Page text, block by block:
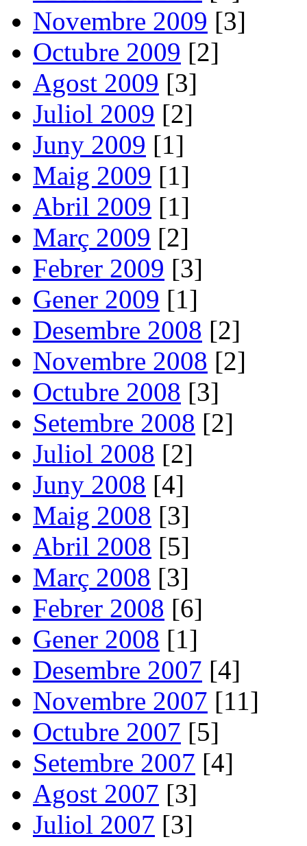
Novembre 2009 [3]
Octubre 2009 [2]
Agost 2009 [3]
Juliol 2009 [2]
Juny 2009 [1]
Maig 2009 [1]
Abril 2009 [1]
Març 2009 [2]
Febrer 2009 [3]
Gener 2009 [1]
Desembre 2008 [2]
Novembre 2008 [2]
Octubre 2008 [3]
Setembre 2008 [2]
Juliol 2008 [2]
Juny 2008 [4]
Maig 2008 [3]
Abril 2008 [5]
Març 2008 [3]
Febrer 2008 [6]
Gener 2008 [1]
Desembre 2007 [4]
Novembre 2007 [11]
Octubre 2007 [5]
Setembre 2007 [4]
Agost 2007 [3]
Juliol 2007 [3]